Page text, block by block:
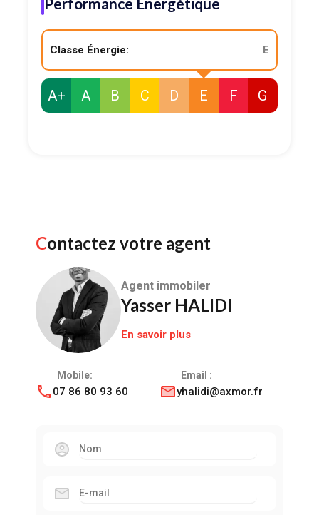
Classe Énergie: E
A+ A B C D E F G
Contactez votre agent
Agent immobiler
Yasser HALIDI
En savoir plus
Mobile:
07 86 80 93 60
Email :
yhalidi@axmor.fr